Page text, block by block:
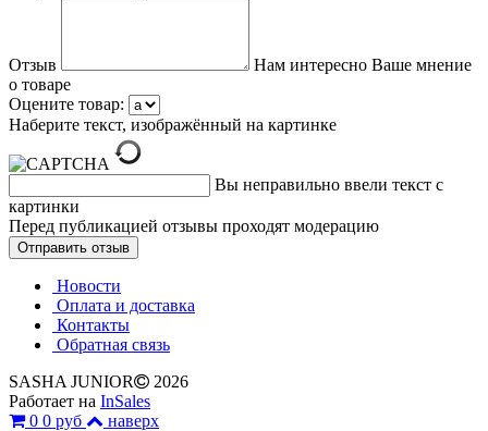
Отзыв
Нам интересно Ваше мнение
о товаре
Оцените товар:
Наберите текст, изображённый на картинке
Вы неправильно ввели текст с
картинки
Перед публикацией отзывы проходят модерацию
Новости
Оплата и доставка
Контакты
Обратная связь
SASHA JUNIOR
2026
Работает на InSales
0 0 руб наверх